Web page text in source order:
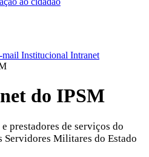
mail Institucional Intranet
do IPSM
prestadores de serviços do
Militares do Estado